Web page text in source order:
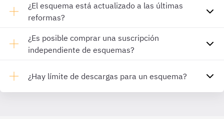
¿El esquema está actualizado a las últimas
reformas?
¿Es posible comprar una suscripción
independiente de esquemas?
¿Hay límite de descargas para un esquema?